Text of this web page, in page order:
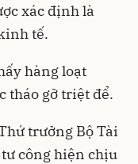
xác định là
tế.
hàng loạt
tháo gỡ triệt để.
trưởng Bộ Tài
công hiện chịu